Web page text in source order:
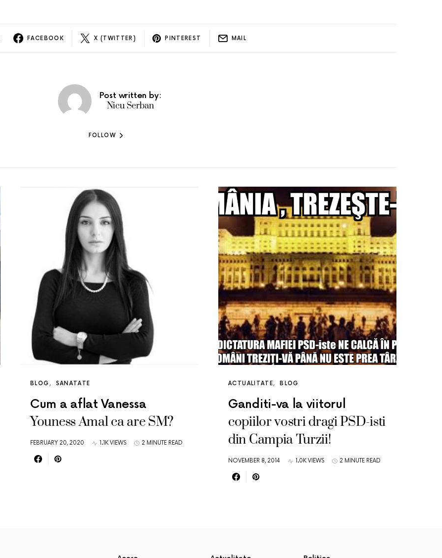
FACEBOOK X (TWITTER) PINTEREST MAIL
Post written by:
Nicu Serban
FOLLOW
BLOG SANATATE
Cum a aflat Vanessa
Youness Amal ca are SM?
FEBRUARY 20, 2020 1.1K VIEWS 2 MINUTE READ
ACTUALITATE BLOG
Ganditi-va la viitorul
copiilor vostri dragi PSD-isti
din Campia Turzii!
NOVEMBER 8, 2014 1.0K VIEWS 2 MINUTE READ